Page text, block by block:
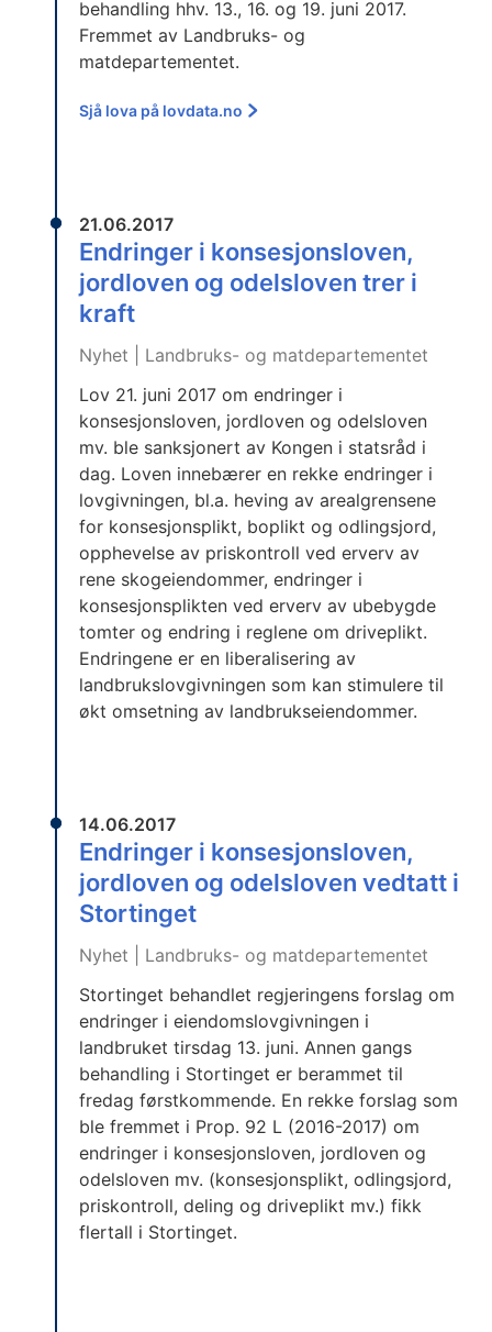
behandling hhv. 13., 16. og 19. juni 2017.
Fremmet av Landbruks- og
matdepartementet.
Sjå lova på lovdata.no
21.06.2017
Endringer i konsesjonsloven,
jordloven og odelsloven trer i
kraft
Nyhet | Landbruks- og matdepartementet
Lov 21. juni 2017 om endringer i
konsesjonsloven, jordloven og odelsloven
mv. ble sanksjonert av Kongen i statsråd i
dag. Loven innebærer en rekke endringer i
lovgivningen, bl.a. heving av arealgrensene
for konsesjonsplikt, boplikt og odlingsjord,
opphevelse av priskontroll ved erverv av
rene skogeiendommer, endringer i
konsesjonsplikten ved erverv av ubebygde
tomter og endring i reglene om driveplikt.
Endringene er en liberalisering av
landbrukslovgivningen som kan stimulere til
økt omsetning av landbrukseiendommer.
14.06.2017
Endringer i konsesjonsloven,
jordloven og odelsloven vedtatt i
Stortinget
Nyhet | Landbruks- og matdepartementet
Stortinget behandlet regjeringens forslag om
endringer i eiendomslovgivningen i
landbruket tirsdag 13. juni. Annen gangs
behandling i Stortinget er berammet til
fredag førstkommende. En rekke forslag som
ble fremmet i Prop. 92 L (2016-2017) om
endringer i konsesjonsloven, jordloven og
odelsloven mv. (konsesjonsplikt, odlingsjord,
priskontroll, deling og driveplikt mv.) fikk
flertall i Stortinget.